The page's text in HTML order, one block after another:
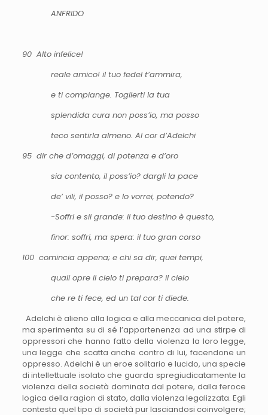
ANFRIDO
90 Alto infelice!
reale amico! il tuo fedel t’ammira,
e ti compiange. Toglierti la tua
splendida cura non poss’io, ma posso
teco sentirla almeno. Al cor d’Adelchi
95 dir che d’omaggi, di potenza e d’oro
sia contento, il poss’io? dargli la pace
de’ vili, il posso? e lo vorrei, potendo?
-Soffri e sii grande: il tuo destino è questo,
finor: soffri, ma spera: il tuo gran corso
100 comincia appena; e chi sa dir, quei tempi,
quali opre il cielo ti prepara? il cielo
che re ti fece, ed un tal cor ti diede.
Adelchi è alieno alla logica e alla meccanica del potere,
ma sperimenta su di sé l’appartenenza ad una stirpe di
oppressori che hanno fatto della violenza la loro legge,
una legge che scatta anche contro di lui, facendone un
oppresso. Adelchi è un eroe solitario e lucido, una specie
di intellettuale isolato che guarda spregiudicatamente la
violenza della società dominata dal potere, dalla feroce
logica della ragion di stato, dalla violenza legalizzata. Egli
contesta quel tipo di società pur lasciandosi coinvolgere;